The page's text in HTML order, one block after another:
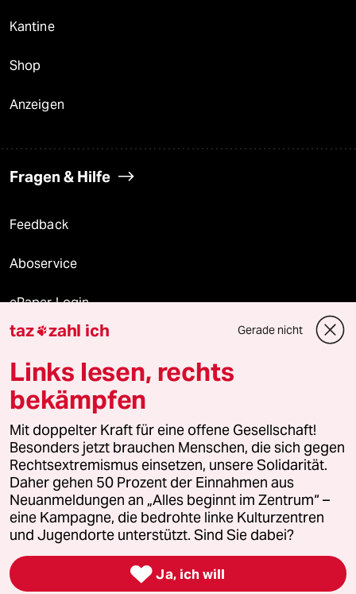
Kantine
Shop
Anzeigen
Fragen & Hilfe
Feedback
Aboservice
ePaper Login
Downloads für Abonnierende
© 2026 taz Verlags und Vertriebs GmbH
Alle Rechte vorbehalten. Bei rechtlichen Fragen oder für Genehmigungen
wenden Sie sich bitte an
lizenzen@taz.de
Feedback Redaktionsstatut Kommune-Richtlinien
Leitlinie Informant Datenschutz Impressum AGB
Seitenwende Einwilligungen widerrufen (Ads)
taz zahl ich Gerade nicht
Links lesen, rechts
bekämpfen
Mit doppelter Kraft für eine offene Gesellschaft!
Besonders jetzt brauchen Menschen, die sich gegen
Rechtsextremismus einsetzen, unsere Solidarität.
Daher gehen 50 Prozent der Einnahmen aus
Neuanmeldungen an „Alles beginnt im Zentrum“ –
eine Kampagne, die bedrohte linke Kulturzentren
und Jugendorte unterstützt. Sind Sie dabei?
 Ja, ich will